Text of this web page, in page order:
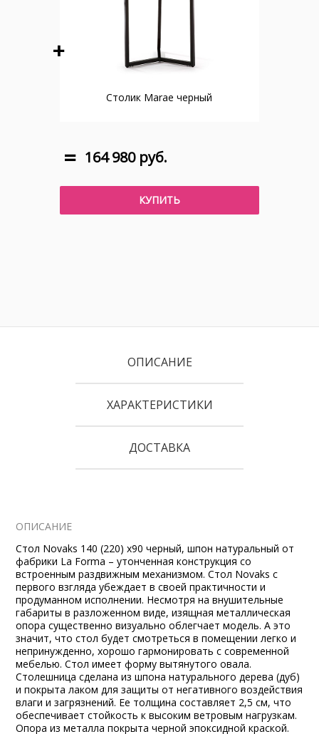
Столик Marae черный
164 980 руб.
КУПИТЬ
ОПИСАНИЕ
ХАРАКТЕРИСТИКИ
ДОСТАВКА
ОПИСАНИЕ
Стол Novaks 140 (220) х90 черный, шпон натуральный от
фабрики La Forma – утонченная конструкция со
встроенным раздвижным механизмом. Стол Novaks с
первого взгляда убеждает в своей практичности и
продуманном исполнении. Несмотря на внушительные
габариты в разложенном виде, изящная металлическая
опора существенно визуально облегчает модель. А это
значит, что стол будет смотреться в помещении легко и
непринужденно, хорошо гармонировать с современной
мебелью. Стол имеет форму вытянутого овала.
Столешница сделана из шпона натурального дерева (дуб)
и покрыта лаком для защиты от негативного воздействия
влаги и загрязнений. Ее толщина составляет 2,5 см, что
обеспечивает стойкость к высоким ветровым нагрузкам.
Опора из металла покрыта черной эпоксидной краской.